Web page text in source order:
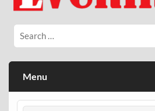
Eveniment Valcean
Menu